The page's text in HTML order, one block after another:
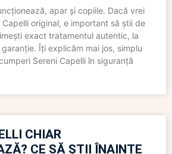
apar și copiile. Dacă vrei
Capelli original, e important să știi de
exact tratamentul autentic, la
Îți explicăm mai jos, simplu
Sereni Capelli în siguranță
CHIAR
CE SĂ ȘTII ÎNAINTE